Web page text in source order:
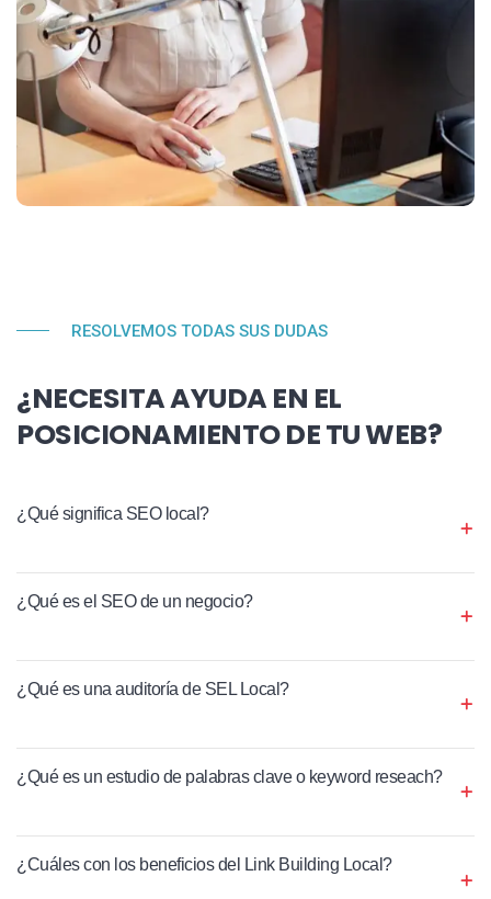
RESOLVEMOS TODAS SUS DUDAS
¿NECESITA AYUDA EN EL
POSICIONAMIENTO DE TU WEB?
¿Qué significa SEO local?
¿Qué es el SEO de un negocio?
¿Qué es una auditoría de SEL Local?
¿Qué es un estudio de palabras clave o keyword reseach?
¿Cuáles con los beneficios del Link Building Local?